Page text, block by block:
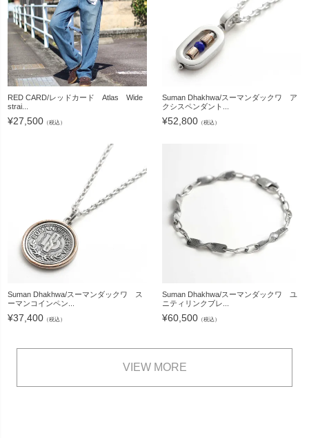
RED CARD/レッドカード Atlas Wide
strai...
¥27,500 （税込）
Suman Dhakhwa/スーマンダックワ ア
クシスペンダント...
¥52,800 （税込）
Suman Dhakhwa/スーマンダックワ ス
ーマンコインペン...
¥37,400 （税込）
Suman Dhakhwa/スーマンダックワ ユ
ニティリンクブレ...
¥60,500 （税込）
VIEW MORE